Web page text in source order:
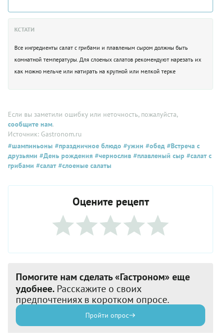
КСТАТИ
Все ингредиенты салат с грибами и плавленым сыром должны быть
комнатной температуры. Для слоеных салатов рекомендуют нарезать их
как можно мельче или натирать на крупной или мелкой терке
Если вы заметили ошибку или неточность, пожалуйста,
сообщите нам.
Источник: Gastronom.ru
#шампиньоны #праздничное блюдо #ужин #обед #Встреча с
друзьями #День рождения #чернослив #плавленый сыр #салат с
грибами #салат #слоеные салаты
Оцените рецепт
Помогите нам сделать «Гастроном» еще
удобнее. Расскажите о своих
предпочтениях в коротком опросе.
Пройти опрос